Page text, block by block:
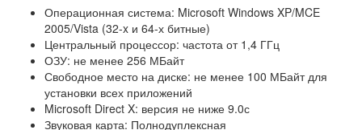
Операционная система: Microsoft Windows XP/MCE
2005/Vista (32-x и 64-х битные)
Центральный процессор: частота от 1,4 ГГц
ОЗУ: не менее 256 МБайт
Свободное место на диске: не менее 100 МБайт для
установки всех приложений
Microsoft Direct X: версия не ниже 9.0с
Звуковая карта: Полнодуплексная